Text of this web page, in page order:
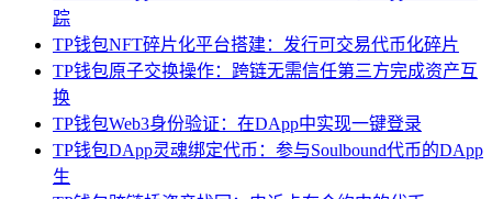
踪
TP钱包NFT碎片化平台搭建：发行可交易代币化碎片
TP钱包原子交换操作：跨链无需信任第三方完成资产互
换
TP钱包Web3身份验证：在DApp中实现一键登录
TP钱包DApp灵魂绑定代币：参与Soulbound代币的DApp
生